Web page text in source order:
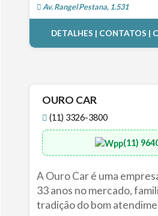
Av. Rangel Pestana, 1.531
DETALHES | CONTATOS |
OURO CAR
(11) 3326-3800
(11)
A Ouro Car é uma
33 anos no mercado,
tradição do bom